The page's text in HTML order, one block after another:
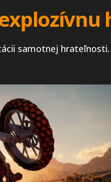
samotnej hrateľnosti.